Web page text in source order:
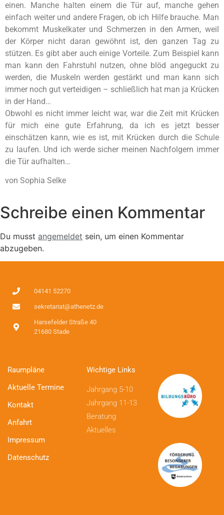
einen. Manche halten einem die Tür auf, manche gehen
einfach weiter und andere Fragen, ob ich Hilfe brauche. Man
bekommt Muskelkater und Schmerzen in den Armen, weil
der Körper nicht daran gewöhnt ist, den ganzen Tag zu
stützen. Es gibt aber auch einige Vorteile. Zum Beispiel kann
man kann den Fahrstuhl nutzen, ohne blöd angeguckt zu
werden, die Muskeln werden gestärkt und man kann sich
immer noch gut verteidigen – schließlich hat man ja Krücken
in der Hand…
Obwohl es nicht immer leicht war, war die Zeit mit Krücken
für mich eine gute Erfahrung, da ich es jetzt besser
einschätzen kann, wie es ist, mit Krücken durch die Schule
zu laufen. Und ich werde sicher meinen Nachfolgern immer
die Tür aufhalten…
von Sophia Selke
Schreibe einen Kommentar
Du musst angemeldet sein, um einen Kommentar
abzugeben.
04141 52270
sekretariat@athenetz.de
Harsefelder Straße 40
21680 Stade
Raumpläne
Aktuelle Termine
Kontakt
Anfahrt
Impressum
Datenschutz
Wichtige Links
Jahrgang 5-10
Jahrgang 11-13
Beratung
Aktuelles